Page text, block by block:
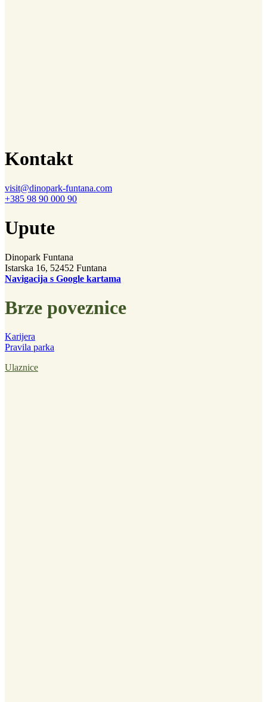
Kontakt
visit@dinopark-funtana.com
+385 98 90 000 90
Upute
Dinopark Funtana
Istarska 16, 52452 Funtana
Navigacija s Google kartama
Brze poveznice
Karijera
Pravila parka
Ulaznice